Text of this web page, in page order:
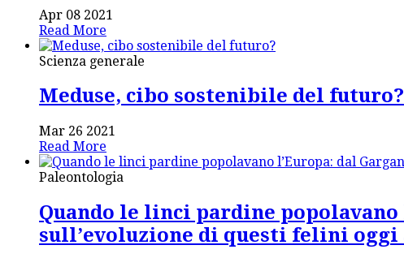
Apr 08 2021
Read More
Scienza generale
Meduse, cibo sostenibile del futuro?
Mar 26 2021
Read More
Paleontologia
Quando le linci pardine
sull’evoluzione di questi felini